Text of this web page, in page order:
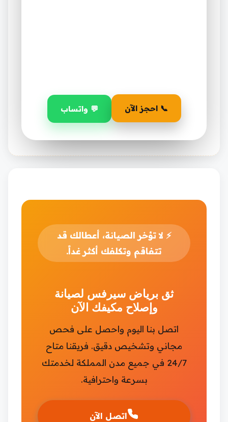
📞 احجز الآن 💬 واتساب
⚡ لا تؤخر الصيانة، أعطالك قد
تتفاقم وتكلفك أكثر غداً.
ثق برياض سيرفس لصيانة
وإصلاح مكيفك الآن
اتصل بنا اليوم واحصل على فحص
مجاني وتشخيص دقيق. فريقنا متاح
24/7 في جميع مدن المملكة لخدمتك
بسرعة واحترافية.
اتصل الآن